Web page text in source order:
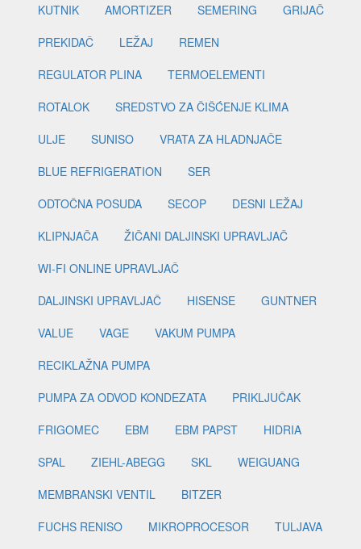
KUTNIK
AMORTIZER SEMERING
GRIJAČ
PREKIDAČ
LEŽAJ
REMEN
REGULATOR PLINA
TERMOELEMENTI
ROTALOK
SREDSTVO ZA ČIŠĆENJE KLIMA
ULJE
SUNISO
VRATA ZA HLADNJAČE
BLUE REFRIGERATION
SER
ODTOČNA POSUDA
SECOP
DESNI LEŽAJ
KLIPNJAČA
ŽIČANI DALJINSKI UPRAVLJAČ
WI-FI ONLINE UPRAVLJAČ
DALJINSKI UPRAVLJAČ
HISENSE
GUNTNER
VALUE
VAGE
VAKUM PUMPA
RECIKLAŽNA PUMPA
PUMPA ZA ODVOD KONDEZATA
PRIKLJUČAK
FRIGOMEC
EBM EBM PAPST
HIDRIA
SPAL
ZIEHL-ABEGG SKL
WEIGUANG
MEMBRANSKI VENTIL
BITZER
FUCHS RENISO
MIKROPROCESOR TULJAVA